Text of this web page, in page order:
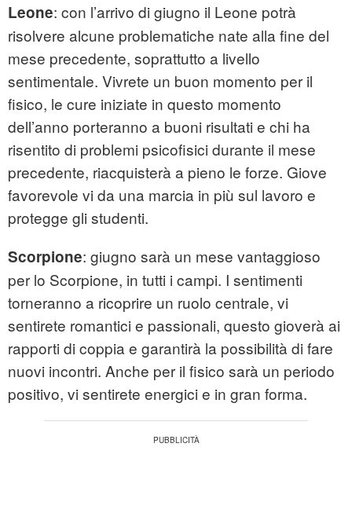
Leone: con l’arrivo di giugno il Leone potrà
risolvere alcune problematiche nate alla fine del
mese precedente, soprattutto a livello
sentimentale. Vivrete un buon momento per il
fisico, le cure iniziate in questo momento
dell’anno porteranno a buoni risultati e chi ha
risentito di problemi psicofisici durante il mese
precedente, riacquisterà a pieno le forze. Giove
favorevole vi da una marcia in più sul lavoro e
protegge gli studenti.
Scorpione: giugno sarà un mese vantaggioso
per lo Scorpione, in tutti i campi. I sentimenti
torneranno a ricoprire un ruolo centrale, vi
sentirete romantici e passionali, questo gioverà ai
rapporti di coppia e garantirà la possibilità di fare
nuovi incontri. Anche per il fisico sarà un periodo
positivo, vi sentirete energici e in gran forma.